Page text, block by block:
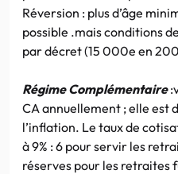
Réversion : plus d’âge
possible .mais conditions
par décret (15 000e en
Régime Complémentaire
CA annuellement ; elle est
l’inflation. Le taux de
à 9% : 6 pour servir les
réserves pour les retraites